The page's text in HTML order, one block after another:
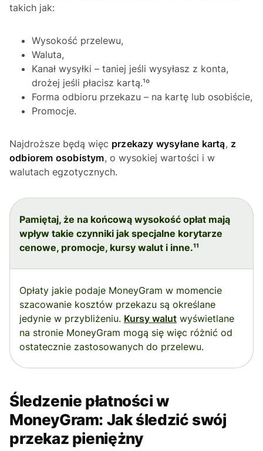
takich jak:
Wysokość przelewu,
Waluta,
Kanał wysyłki – taniej jeśli wysyłasz z konta,
drożej jeśli płacisz kartą.¹º
Forma odbioru przekazu – na kartę lub osobiście,
Promocje.
Najdroższe będą więc przekazy wysyłane kartą, z
odbiorem osobistym, o wysokiej wartości i w
walutach egzotycznych.
Pamiętaj, że na końcową wysokość opłat mają
wpływ takie czynniki jak specjalne korytarze
cenowe, promocje, kursy walut i inne.¹¹
Opłaty jakie podaje MoneyGram w momencie
szacowanie kosztów przekazu są określane
jedynie w przybliżeniu. Kursy walut wyświetlane
na stronie MoneyGram mogą się więc różnić od
ostatecznie zastosowanych do przelewu.
Śledzenie płatności w
MoneyGram: Jak śledzić swój
przekaz pieniężny